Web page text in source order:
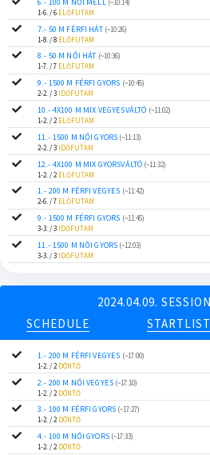
(~10:14)
1-6. / 6 ELŐFUTAM
7.- 50 M FÉRFI HÁT (~10:26)
1-8. / 8 ELŐFUTAM
8.- 50 M NŐI HÁT (~10:36)
1-7. / 7 ELŐFUTAM
9.- 1500 M FÉRFI GYORS (~10:45)
2-2. / 3 IDŐFUTAM
10.- 4X100 M MIX VEGYESVÁLTÓ (~11:02)
1-2. / 2 ELŐFUTAM
11.- 1500 M NŐI GYORS (~11:13)
2-2. / 3 IDŐFUTAM
12.- 4X100 M MIX GYORSVÁLTÓ (~11:32)
1-2. / 2 ELŐFUTAM
1.- 200 M FÉRFI VEGYES (~11:42)
2-6. / 7 ELŐFUTAM
9.- 1500 M FÉRFI GYORS (~11:45)
3-3. / 3 IDŐFUTAM
11.- 1500 M NŐI GYORS (~12:03)
3-3. / 3 IDŐFUTAM
2024.04.09.
SCHEDULE
STARTLIST
1.- 200 M FÉRFI VEGYES (~17:00)
1-2. / 2 DÖNTŐ
2.- 200 M NŐI VEGYES (~17:10)
1-2. / 2 DÖNTŐ
3.- 100 M FÉRFI GYORS (~17:27)
1-2. / 2DÖNTŐ
4.- 100 M NŐI GYORS (~17:33)
1-2. / 2 DÖNTŐ